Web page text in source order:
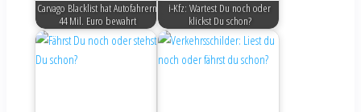
Carvago Blacklist hat Autofahrern
44 Mil. Euro bewahrt
i-Kfz: Wartest Du noch oder
klickst Du schon?